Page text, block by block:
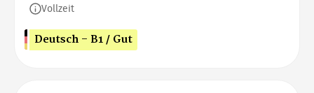
Vollzeit
Deutsch - B1 / Gut